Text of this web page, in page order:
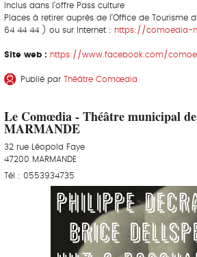
Inclus dans l’offre Pass culture
Places à retirer auprès de l’Office de Tourisme
64 44 44 ) ou sur Internet : https://comoedia-
Site web : https://www.facebook.com/
Publié par Théâtre Comœdia
Le Comœdia - Théâtre municipal
MARMANDE
32 rue Léopold Faye
47200 MARMANDE
Tél : 0553934735